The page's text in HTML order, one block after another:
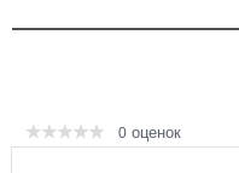
0 оценок